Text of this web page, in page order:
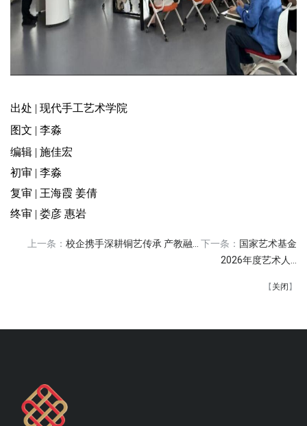
出处 | 现代手工艺术学院
图文 | 李淼
编辑 | 施佳宏
初审 | 李淼
复审 | 王海霞 姜倩
终审 | 娄彦 惠岩
上一条： 校企携手深耕铜艺传承 产教融... 下一条： 国家艺术基金
2026年度艺术人...
【 关闭 】